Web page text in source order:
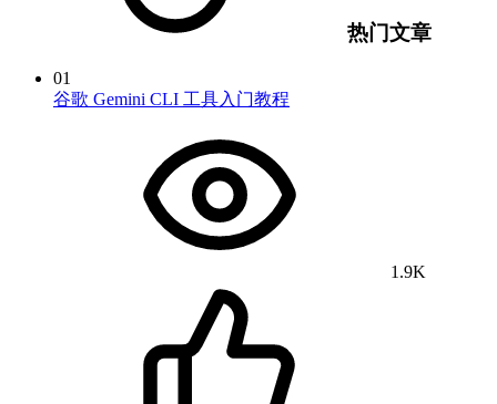
热门文章
01
谷歌 Gemini CLI 工具入门教程
1.9K